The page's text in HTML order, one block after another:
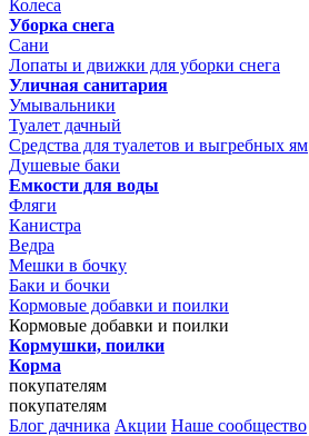
Колеса
Уборка снега
Сани
Лопаты и движки для уборки снега
Уличная санитария
Умывальники
Туалет дачный
Средства для туалетов и выгребных ям
Душевые баки
Емкости для воды
Фляги
Канистра
Ведра
Мешки в бочку
Баки и бочки
Кормовые добавки и поилки
Кормовые добавки и поилки
Кормушки, поилки
Корма
покупателям
покупателям
Блог дачника Акции Наше сообщество